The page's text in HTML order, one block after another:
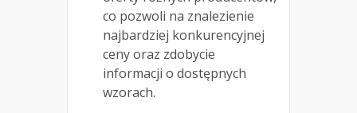
co pozwoli na znalezienie
najbardziej konkurencyjnej
ceny oraz zdobycie
informacji o dostępnych
wzorach.